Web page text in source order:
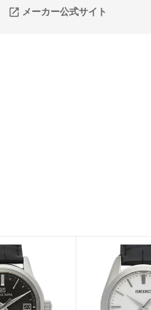
メーカー公式サイト